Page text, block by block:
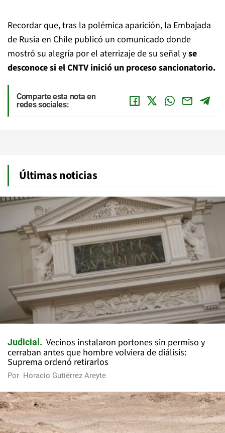
Recordar que, tras la polémica aparición, la Embajada
de Rusia en Chile publicó un comunicado donde
mostró su alegría por el aterrizaje de su señal yse
desconoce si el CNTV inició un proceso sancionatorio.
Comparte esta nota en
redes sociales:
Últimas noticias
Judicial
Vecinos instalaron portones sin permiso y
cerraban antes que hombre volviera de diálisis:
Suprema ordenó retirarlos
Por Horacio Gutiérrez Areyte